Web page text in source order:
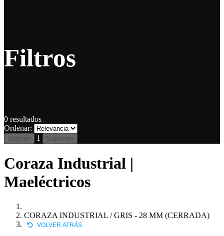
Filtros
0 resultados
Ordenar:
Anterior 1 Siguiente
Coraza Industrial |
Maeléctricos
CORAZA INDUSTRIAL / GRIS - 28 MM (CERRADA)
VOLVER ATRÁS